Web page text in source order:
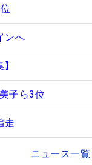
ンへ
子ら3位
走
ニュース一覧